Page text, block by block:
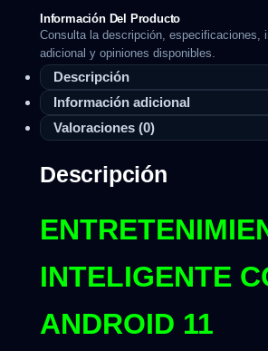
Información Del Producto
Consulta la descripción, especificaciones,
adicional y opiniones disponibles.
Descripción
Información adicional
Valoraciones (0)
Descripción
INTELIGENTE
ANDROID 11